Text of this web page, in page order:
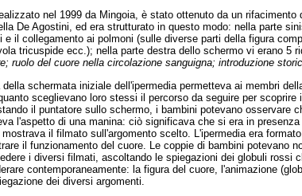
nel 1999 da Mingoia, è stato ottenuto da un
De Agostini, ed era strutturato in questo modo: nella parte
e il collegamento ai polmoni (sulle diverse parti della figura
tricuspide ecc.); nella parte destra dello schermo vi erano 5
ruolo del cuore nella circolazione sanguigna; introduzione
schermata iniziale dell'ipermedia permetteva ai membri
sceglievano loro stessi il percorso da seguire per
il puntatore sullo schermo, i bambini potevano osservare
l'aspetto di una manina: ciò significava che si era in
il filmato sull'argomento scelto. L'ipermedia era
il funzionamento del cuore. Le coppie di bambini potevano
i diversi filmati, ascoltando le spiegazioni dei globuli rossi
contemporaneamente: la figura del cuore, l'animazione
dei diversi argomenti.